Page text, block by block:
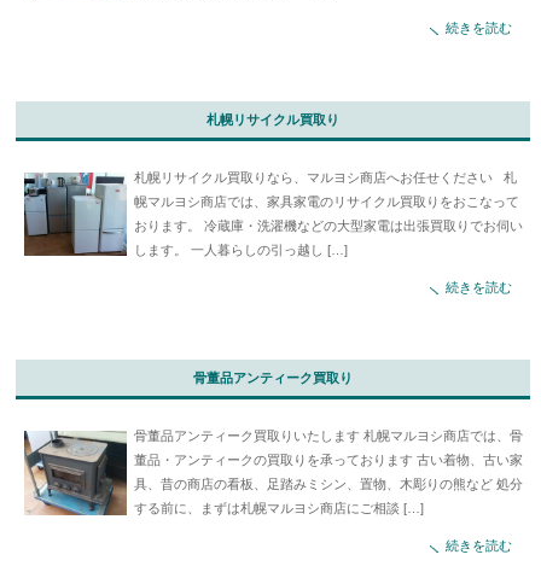
続きを読む
札幌リサイクル買取り
札幌リサイクル買取りなら、マルヨシ商店へお任せください 札
幌マルヨシ商店では、家具家電のリサイクル買取りをおこなって
おります。 冷蔵庫・洗濯機などの大型家電は出張買取りでお伺い
します。 一人暮らしの引っ越し […]
続きを読む
骨董品アンティーク買取り
骨董品アンティーク買取りいたします 札幌マルヨシ商店では、骨
董品・アンティークの買取りを承っております 古い着物、古い家
具、昔の商店の看板、足踏みミシン、置物、木彫りの熊など 処分
する前に、まずは札幌マルヨシ商店にご相談 […]
続きを読む